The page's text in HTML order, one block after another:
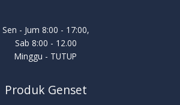
Sen - Jum 8:00 - 17:00,
Sab 8:00 - 12.00
Minggu - TUTUP
Produk Genset